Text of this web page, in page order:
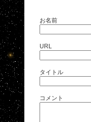
お名前
URL
タイトル
コメント